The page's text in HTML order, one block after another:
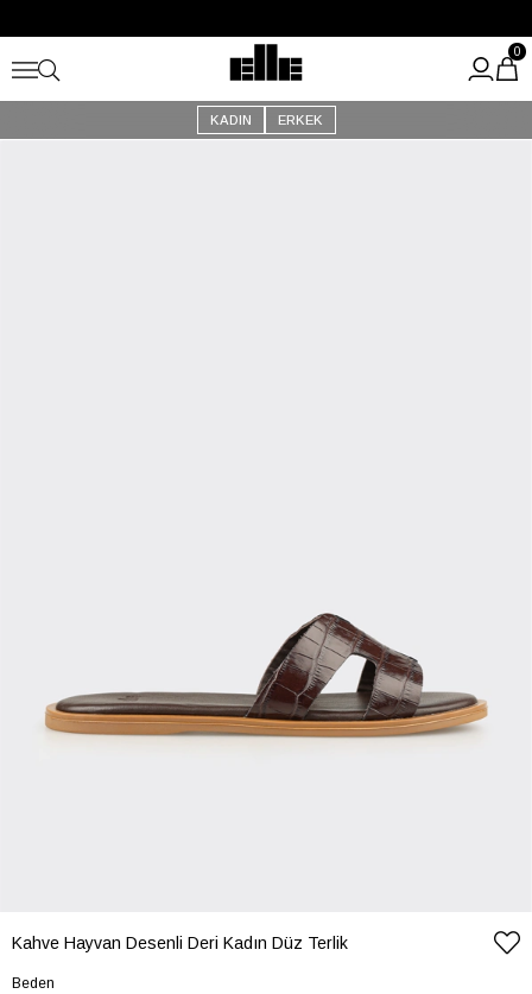
Kargo Ücretsiz!
KADIN ERKEK
0
Kahve Hayvan Desenli Deri Kadın Düz Terlik
Beden